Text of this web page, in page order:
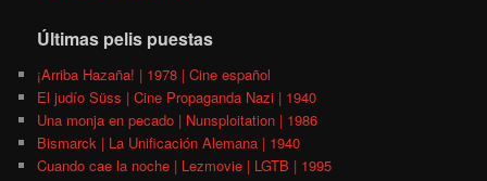
Últimas pelis puestas
¡Arriba Hazaña! | 1978 | Cine español
El judío Süss | Cine Propaganda Nazi | 1940
Una monja en pecado | Nunsploitation | 1986
Bismarck | La Unificación Alemana | 1940
Cuando cae la noche | Lezmovie | LGTB | 1995